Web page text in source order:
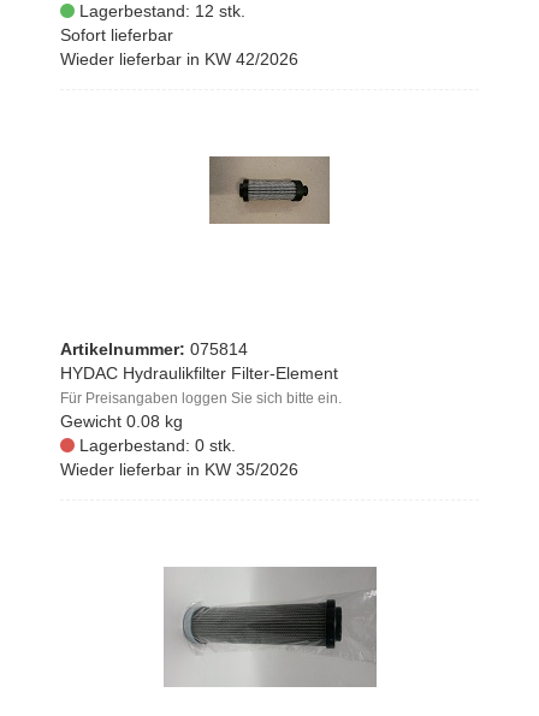
Lagerbestand: 12 stk.
Sofort lieferbar
Wieder lieferbar in KW 42/2026
Artikelnummer: 075814
HYDAC Hydraulikfilter Filter-Element
Für Preisangaben loggen Sie sich bitte ein.
Gewicht 0.08 kg
Lagerbestand: 0 stk.
Wieder lieferbar in KW 35/2026